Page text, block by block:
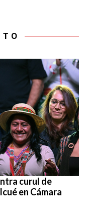
curul de
en Cámara